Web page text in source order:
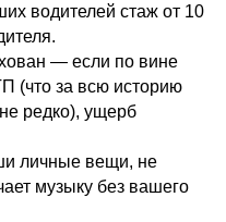
водителей стаж от 10
— если по вине
(что за всю историю
редко), ущерб
личные вещи, не
музыку без вашего